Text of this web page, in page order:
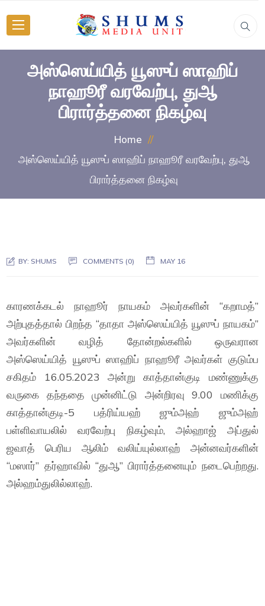
அஸ்ஸெய்யித் யூஸுப் ஸாஹிப்
நாஹூரீ வரவேற்பு, துஆ
பிரார்த்தனை நிகழ்வு
Home
அஸ்ஸெய்யித் யூஸுப் ஸாஹிப் நாஹூரீ வரவேற்பு, துஆ
பிரார்த்தனை நிகழ்வு
BY: SHUMS COMMENTS (0) MAY 16
காரணக்கடல் நாஹூர் நாயகம் அவர்களின் “கறாமத்”
அற்புதத்தால் பிறந்த “தாதா அஸ்ஸெய்யித் யூஸுப் நாயகம்”
அவர்களின் வழித் தோன்றல்களில் ஒருவரான
அஸ்ஸெய்யித் யூஸுப் ஸாஹிப் நாஹூரீ அவர்கள் குடும்ப
சகிதம் 16.05.2023 அன்று காத்தான்குடி மண்ணுக்கு
வருகை தந்ததை முன்னிட்டு அன்றிரவு 9.00 மணிக்கு
காத்தான்குடி-5 பத்ரிய்யஹ் ஜும்அஹ் ஜும்அஹ்
பள்ளிவாயலில் வரவேற்பு நிகழ்வும், அல்ஹாஜ் அப்துல்
ஜவாத் பெரிய ஆலிம் வலிய்யுல்லாஹ் அன்னவர்களின்
“மஸார்” தர்ஹாவில் “துஆ” பிரார்த்தனையும் நடைபெற்றது.
அல்ஹம்துலில்லாஹ்.